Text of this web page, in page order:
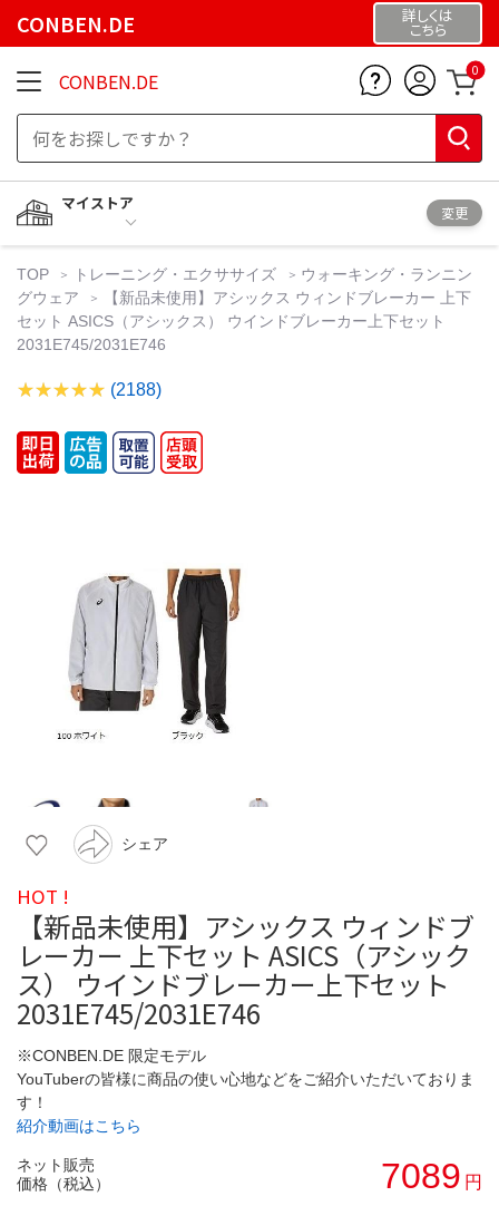
CONBEN.DE 詳しくは
こちら
CONBEN.DE 0
マイストア
変更
TOP トレーニング・エクササイズ
ウォーキング・ランニン
グウェア
【新品未使用】アシックス ウィンドブレーカー 上下
セット ASICS（アシックス） ウインドブレーカー上下セット
2031E745/2031E746
(2188)
シェア
HOT !
【新品未使用】アシックス ウィンドブ
レーカー 上下セット ASICS（アシック
ス） ウインドブレーカー上下セット
2031E745/2031E746
※CONBEN.DE 限定モデル
YouTuberの皆様に商品の使い心地などをご紹介いただいておりま
す！
紹介動画はこちら
ネット販売
価格（税込）
7089 円